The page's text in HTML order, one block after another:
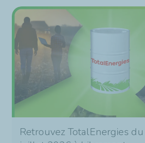
Retrouvez TotalEnergies